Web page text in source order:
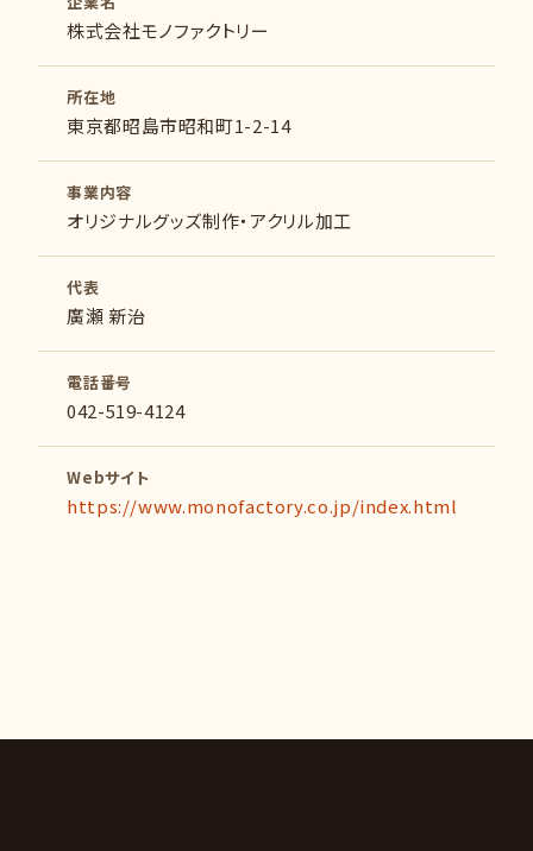
株式会社モノファクトリー
所在地
東京都昭島市昭和町1-2-14
事業内容
オリジナルグッズ制作・アクリル加工
代表
廣瀬 新治
電話番号
042-519-4124
Webサイト
https://www.monofactory.co.jp/index.html